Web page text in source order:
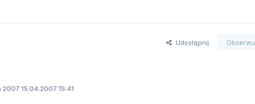
Udostępnij
2007 15.04.2007 15:41